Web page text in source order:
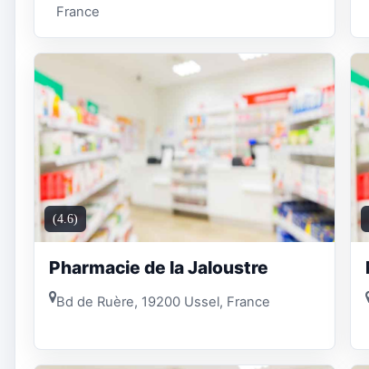
France
(4.6)
Pharmacie de la Jaloustre
Bd de Ruère, 19200 Ussel, France